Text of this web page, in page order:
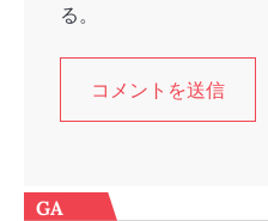
る。
GA